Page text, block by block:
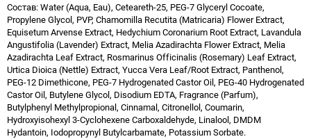
Состав: Water (Aqua, Eau), Ceteareth-25, PEG-7 Glyceryl Cocoate,
Propylene Glycol, PVP, Chamomilla Recutita (Matricaria) Flower Extract,
Equisetum Arvense Extract, Hedychium Coronarium Root Extract, Lavandula
Angustifolia (Lavender) Extract, Melia Azadirachta Flower Extract, Melia
Azadirachta Leaf Extract, Rosmarinus Officinalis (Rosemary) Leaf Extract,
Urtica Dioica (Nettle) Extract, Yucca Vera Leaf/Root Extract, Panthenol,
PEG-12 Dimethicone, PEG-7 Hydrogenated Castor Oil, PEG-40 Hydrogenated
Castor Oil, Butylene Glycol, Disodium EDTA, Fragrance (Parfum),
Butylphenyl Methylpropional, Cinnamal, Citronellol, Coumarin,
Hydroxyisohexyl 3-Cyclohexene Carboxaldehyde, Linalool, DMDM
Hydantoin, Iodopropynyl Butylcarbamate, Potassium Sorbate.